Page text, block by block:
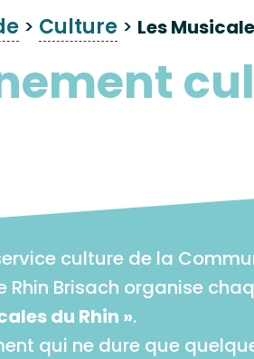
> Culture > Les
culture de la
Rhin Brisach organise
du Rhin ».
qui ne dure que